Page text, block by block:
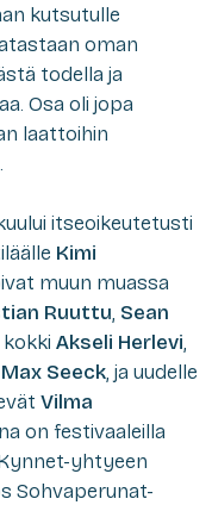
kutsutulle
oman
todella ja
Osa oli jopa
laattoihin
itseoikeutetusti
Kimi
muun muassa
Ruuttu, Sean
kokki Akseli Herlevi,
Max Seeck, ja uudelle
Vilma
on festivaaleilla
yhtyeen
Sohvaperunat-